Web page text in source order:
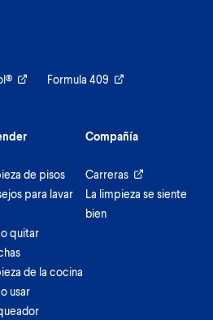
Formula 409
de pisos
para lavar
quitar
de la cocina
usar
Compañía
Carreras
La limpieza se siente
bien